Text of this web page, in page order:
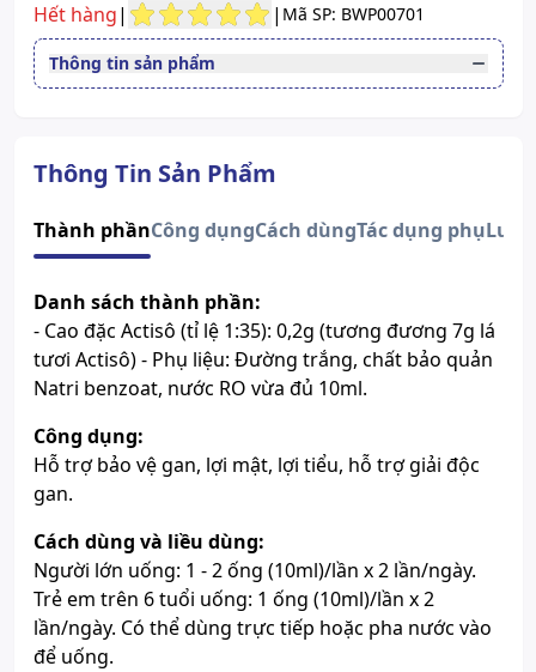
Hết hàng| | Mã SP: BWP00701
Thông tin sản phẩm
Dạng bào chế
Dung dịch
Độ tuổi sử dụng
Lưu ý
Sản phẩm này không phải là
thuốc và không có tác dụng thay
Xem giấy công bố sản phẩm
Thông Tin Sản Phẩm
Thành phầnCông dụngCách dùngTác dụng phụLưu
Danh sách thành phần:
- Cao đặc Actisô (tỉ lệ 1:35): 0,2g (tương đương 7g lá
tươi Actisô) - Phụ liệu: Đường trắng, chất bảo quản
Natri benzoat, nước RO vừa đủ 10ml.
Công dụng:
Hỗ trợ bảo vệ gan, lợi mật, lợi tiểu, hỗ trợ giải độc
gan.
Cách dùng và liều dùng:
Người lớn uống: 1 - 2 ống (10ml)/lần x 2 lần/ngày.
Trẻ em trên 6 tuổi uống: 1 ống (10ml)/lần x 2
lần/ngày. Có thể dùng trực tiếp hoặc pha nước vào
để uống.